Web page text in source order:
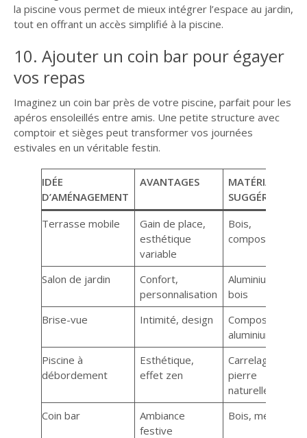
la piscine vous permet de mieux intégrer l’espace au jardin,
tout en offrant un accès simplifié à la piscine.
10. Ajouter un coin bar pour égayer
vos repas
Imaginez un coin bar près de votre piscine, parfait pour les
apéros ensoleillés entre amis. Une petite structure avec
comptoir et sièges peut transformer vos journées
estivales en un véritable festin.
IDÉE
D’AMÉNAGEMENT
AVANTAGES
MATÉRIAUX
SUGGÉRÉS
Terrasse mobile
Gain de place,
esthétique
variable
Bois,
composite
Salon de jardin
Confort,
personnalisation
Aluminium,
bois
Brise-vue
Intimité, design
Composite,
aluminium
Piscine à
débordement
Esthétique,
effet zen
Carrelage,
pierre
naturelle
Coin bar
Ambiance
festive
Bois, métal